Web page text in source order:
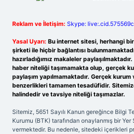
Reklam ve İletişim: Skype:
Yasal Uyarı: Bu internet sitesi, herhangi
şirketi ile hiçbir bağlantısı
hazırladığımız makaleler
haber niteliği taşımamakta olup, gerçek
paylaşım yapılmamaktadır. Gerçek
benzerlikleri tamamen tesadüfidir.
halindedir ve tavsiye niteliği taşımazlar.
Sitemiz, 5651 Sayılı Kanun gereğince Bilgi
Kurumu (BTK) tarafından onaylanmış bir
vermektedir. Bu nedenle, sitedeki içerikleri